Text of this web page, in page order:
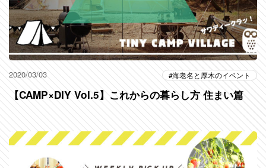
2020/03/03 海老名と厚木のイベント
【CAMP×DIY Vol.5】これからの暮らし方 住まい篇